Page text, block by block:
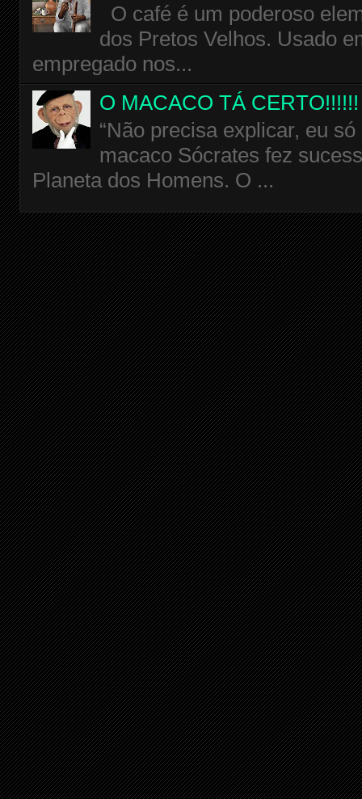
O café é um poderoso
dos Pretos Velhos. Usado
empregado nos...
O MACACO TÁ CERTO!!!!!!
“Não precisa explicar, eu
macaco Sócrates fez
Planeta dos Homens. O ...